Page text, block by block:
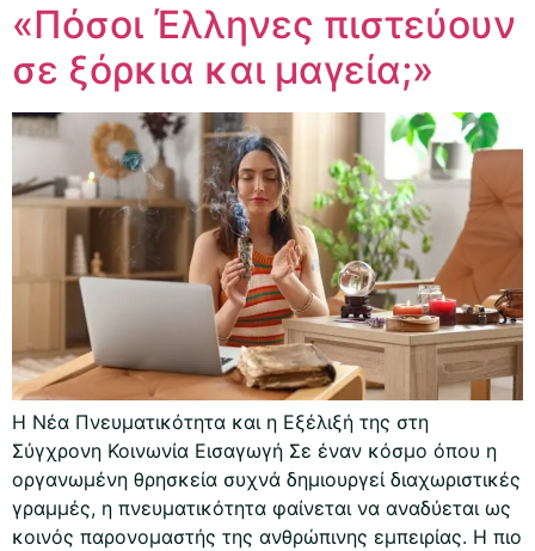
«Πόσοι Έλληνες πιστεύουν
σε ξόρκια και μαγεία;»
Η Νέα Πνευματικότητα και η Εξέλιξή της στη
Σύγχρονη Κοινωνία Εισαγωγή Σε έναν κόσμο όπου η
οργανωμένη θρησκεία συχνά δημιουργεί διαχωριστικές
γραμμές, η πνευματικότητα φαίνεται να αναδύεται ως
κοινός παρονομαστής της ανθρώπινης εμπειρίας. Η πιο